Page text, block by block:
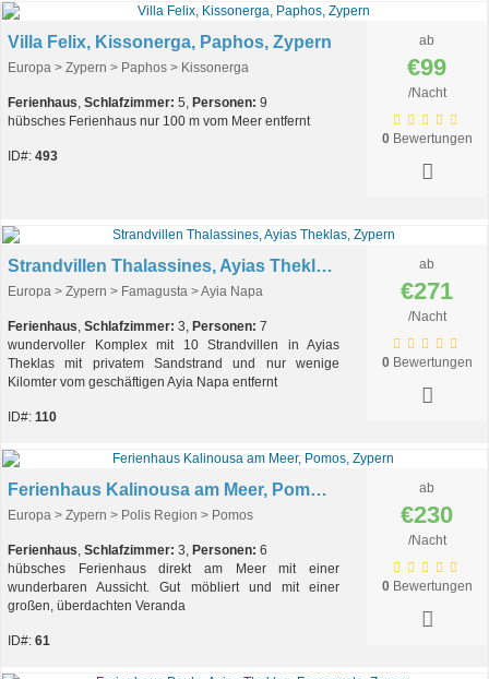
Villa Felix, Kissonerga, Paphos, Zypern
Europa > Zypern > Paphos > Kissonerga
Ferienhaus, Schlafzimmer: 5, Personen: 9
hübsches Ferienhaus nur 100 m vom Meer entfernt
ID#: 493
ab
€99
/Nacht
0Bewertungen
Strandvillen Thalassines, Ayias Theklas, Zypern
Europa > Zypern > Famagusta > Ayia Napa
Ferienhaus, Schlafzimmer: 3, Personen: 7
wundervoller Komplex mit 10 Strandvillen in Ayias
Theklas mit privatem Sandstrand und nur wenige
Kilomter vom geschäftigen Ayia Napa entfernt
ID#: 110
ab
€271
/Nacht
0Bewertungen
Ferienhaus Kalinousa am Meer, Pomos, Zypern
Europa > Zypern > Polis Region > Pomos
Ferienhaus, Schlafzimmer: 3, Personen: 6
hübsches Ferienhaus direkt am Meer mit einer
wunderbaren Aussicht. Gut möbliert und mit einer
großen, überdachten Veranda
ID#: 61
ab
€230
/Nacht
0Bewertungen